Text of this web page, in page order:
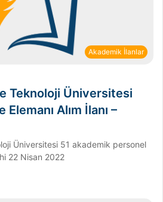
Akademik İlanlar
Teknoloji Üniversitesi
Alım İlanı –
Üniversitesi 51 akademik personel
22 Nisan 2022